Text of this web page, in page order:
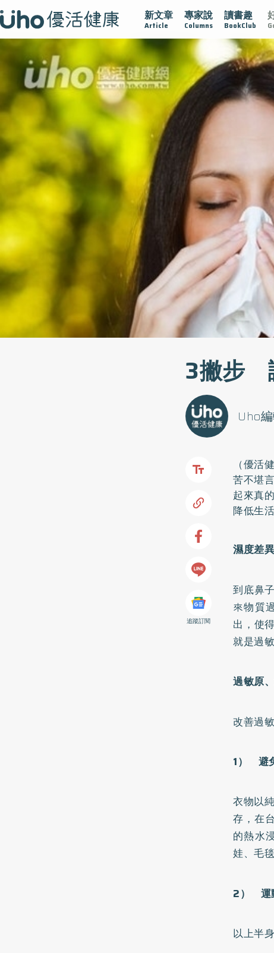
新文章
Article
專家說
Columns
讀書趣
BookClub
疫情保衛戰 再生醫學 愛的未來視 認識攝護腺肥大
3撇步
Uho
追蹤訂閱
（優活
苦不堪
起來真
降低生
濕度差
到底鼻
來物質
出，使
就是過敏
過敏原
改善過
1） 避
衣物以
存，在
的熱水
娃、毛
2） 運
以上半